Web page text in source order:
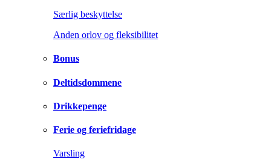
Særlig beskyttelse
Anden orlov og fleksibilitet
Bonus
Deltidsdommene
Drikkepenge
Ferie og feriefridage
Varsling